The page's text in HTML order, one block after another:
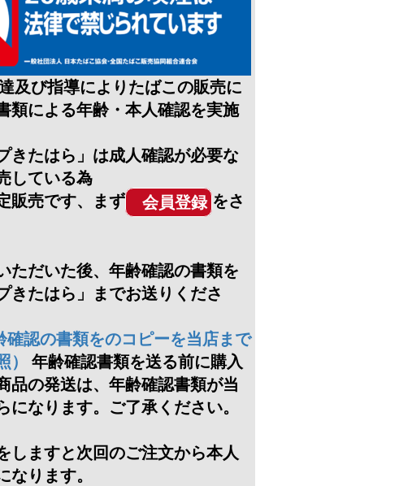
及び指導によりたばこの販売に
類による年齢・本人確認を実施
きたはら」は成人確認が必要な
している為
販売です、まず
会員登録 をさ
ただいた後、年齢確認の書類を
きたはら」までお送りくださ
認の書類をのコピーを当店まで
年齢確認書類を送る前に購入
品の発送は、年齢確認書類が当
になります。ご了承ください。
しますと次回のご注文から本人
なります。